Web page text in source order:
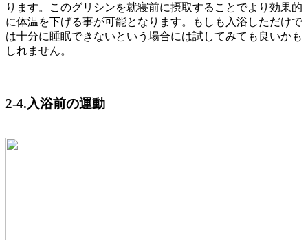
ります。このグリシンを就寝前に摂取することでより効果的
に体温を下げる事が可能となります。もしも入浴しただけで
は十分に睡眠できないという場合には試してみても良いかも
しれません。
2-4.入浴前の運動